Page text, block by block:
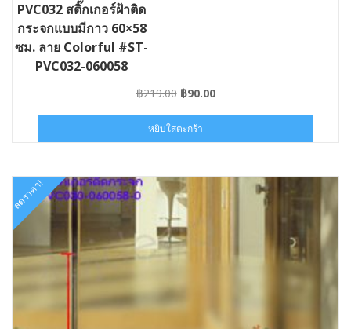
PVC032 สติ๊กเกอร์ฝ้าติด
กระจกแบบมีกาว 60×58
ซม. ลาย Colorful #ST-
PVC032-060058
฿219.00 Original
was:
฿219.00.
฿90.00Current
฿90.00.
หยิบใส่ตะกร้า
ลดราคา!